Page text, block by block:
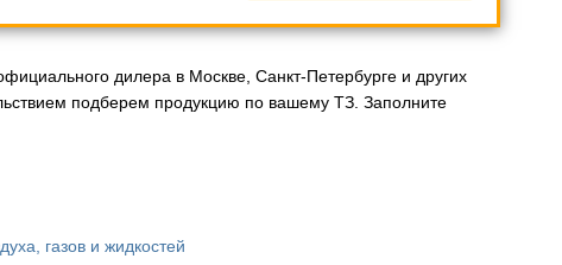
дилера в Москве, Санкт-Петербурге и других
подберем продукцию по вашему ТЗ. Заполните
газов и жидкостей